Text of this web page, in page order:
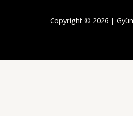
Copyright © 2026 |